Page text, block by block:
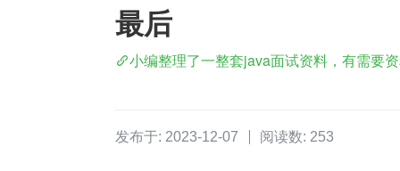
最后
小编整理了一整套java面试资料，有需要
发布于: 2023-12-07 阅读数: 253